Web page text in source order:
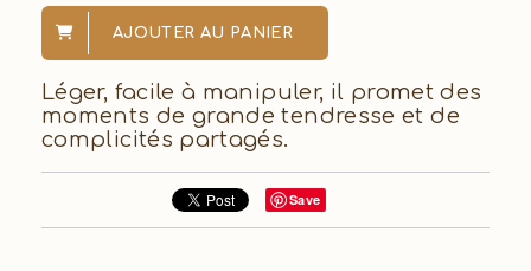
AJOUTER AU PANIER
Léger, facile à manipuler, il promet des
moments de grande tendresse et de
complicités partagés.
Save